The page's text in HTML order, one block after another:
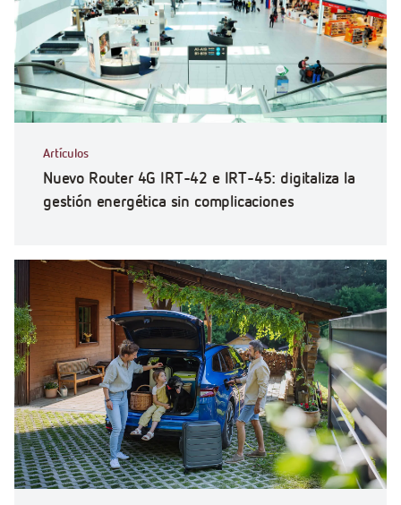
Artículos
Nuevo Router 4G IRT-42 e IRT-45: digitaliza la
gestión energética sin complicaciones